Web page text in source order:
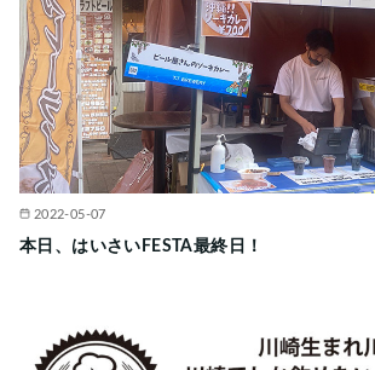
2022-05-07
本日、はいさいFESTA最終日！